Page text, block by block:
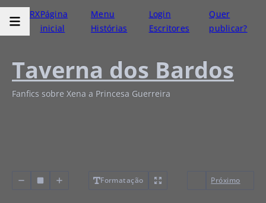
RXPágina
inicial
Menu
Histórias
Login
Escritores
Quer
publicar?
Taverna dos Bardos
Fanfics sobre Xena a Princesa Guerreira
Formatação Próximo